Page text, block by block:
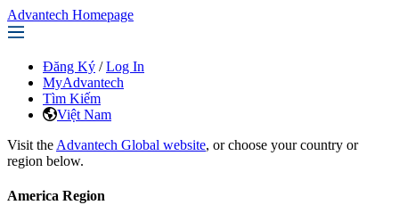
Advantech Homepage
Đăng Ký / Log In
MyAdvantech
Tìm Kiếm
Việt Nam
Visit the Advantech Global website, or choose your country or
region below.
America Region